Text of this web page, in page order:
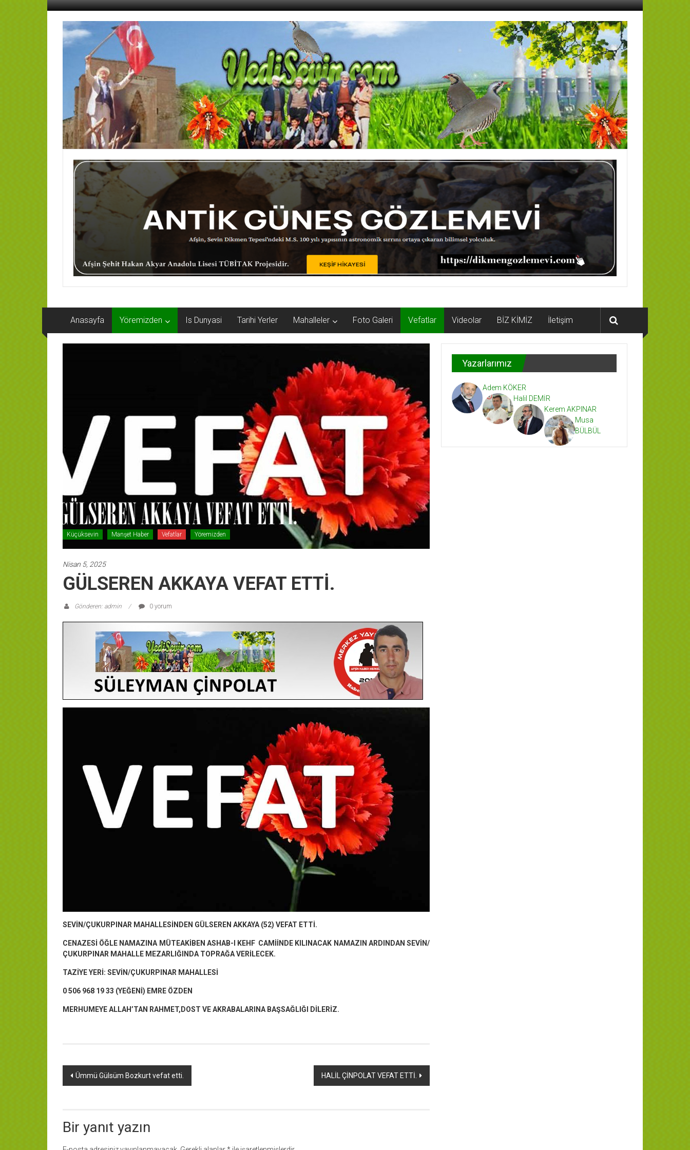
İçeriğe
AFŞİN
YEDİSEVİN
HABER
Kahramanmaraş,Afşin,Sevin
Köyleri
Tanıtım
ve
Haber
Portalı
Anasayfa Yöremizden Is Dunyasi Tarihi Yerler Mahalleler Foto Galeri Vefatlar Videolar BİZ KİMİZ İletişim
Küçüksevin Manşet Haber Vefatlar Yöremizden
Nisan 5, 2025
GÜLSEREN AKKAYA VEFAT ETTİ.
Gönderen: admin 0 yorum
SEVİN/ÇUKURPINAR MAHALLESİNDEN GÜLSEREN AKKAYA (52) VEFAT ETTİ.
CENAZESİ ÖĞLE NAMAZINA MÜTEAKİBEN ASHAB-I KEHF CAMİİNDE KILINACAK NAMAZIN ARDINDAN SEVİN/
ÇUKURPINAR MAHALLE MEZARLIĞINDA TOPRAĞA VERİLECEK.
TAZİYE YERİ: SEVİN/ÇUKURPINAR MAHALLESİ
0 506 968 19 33 (YEĞENİ) EMRE ÖZDEN
MERHUMEYE ALLAH’TAN RAHMET,DOST VE AKRABALARINA BAŞSAĞLIĞI DİLERİZ.
Yazı
Ümmü Gülsüm Bozkurt vefat etti. HALİL ÇİNPOLAT VEFAT ETTİ.
Bir yanıt yazın
Yazarlarımız
Adem KÖKER
Halil DEMİR
Kerem AKPINAR
Musa
BÜLBÜL